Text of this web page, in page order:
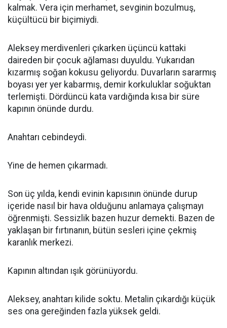
kalmak. Vera için merhamet, sevginin bozulmuş,
küçültücü bir biçimiydi.
Aleksey merdivenleri çıkarken üçüncü kattaki
daireden bir çocuk ağlaması duyuldu. Yukarıdan
kızarmış soğan kokusu geliyordu. Duvarların sararmış
boyası yer yer kabarmış, demir korkuluklar soğuktan
terlemişti. Dördüncü kata vardığında kısa bir süre
kapının önünde durdu.
Anahtarı cebindeydi.
Yine de hemen çıkarmadı.
Son üç yılda, kendi evinin kapısının önünde durup
içeride nasıl bir hava olduğunu anlamaya çalışmayı
öğrenmişti. Sessizlik bazen huzur demekti. Bazen de
yaklaşan bir fırtınanın, bütün sesleri içine çekmiş
karanlık merkezi.
Kapının altından ışık görünüyordu.
Aleksey, anahtarı kilide soktu. Metalin çıkardığı küçük
ses ona gereğinden fazla yüksek geldi.